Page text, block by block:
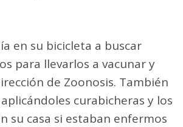
en su bicicleta a buscar
para llevarlos a vacunar y
de Zoonosis. También
curabicheras y los
su casa si estaban enfermos